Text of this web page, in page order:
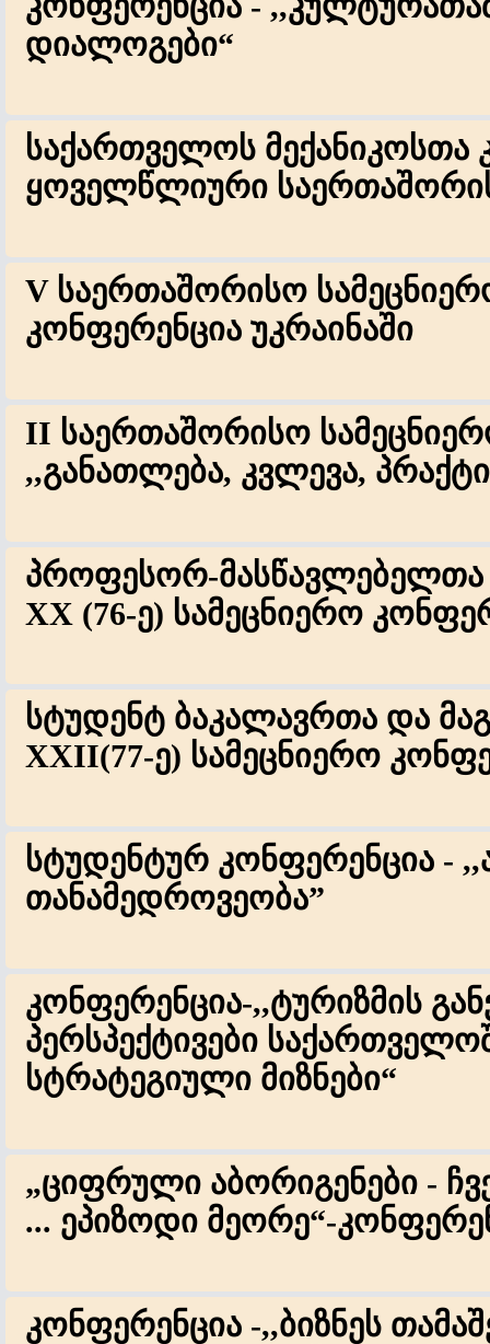
დიალოგები“
საქართველოს მექანიკოსთა
ყოველწლიური
V საერთაშორისო
კონფერენცია უკრაინაში
II საერთაშორისო
,,განათლება, კვლევა,
პროფესორ-
XX (76-ე) სამეცნიერო
სტუდენტ ბაკალავრთა და
XXII(77-ე) სამეცნიერო
სტუდენტურ კონფერენცია -
თანამედროვეობა”
კონფერენცია-,,ტურიზმის
პერსპექტივები
სტრატეგიული მიზნები“
„ციფრული აბორიგენები -
... ეპიზოდი მეორე“-
კონფერენცია -,,ბიზნეს